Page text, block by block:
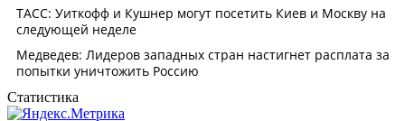
Статистика